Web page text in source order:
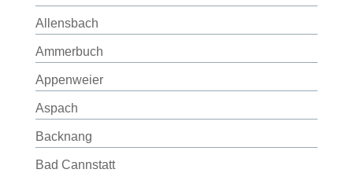
Allensbach
Ammerbuch
Appenweier
Aspach
Backnang
Bad Cannstatt